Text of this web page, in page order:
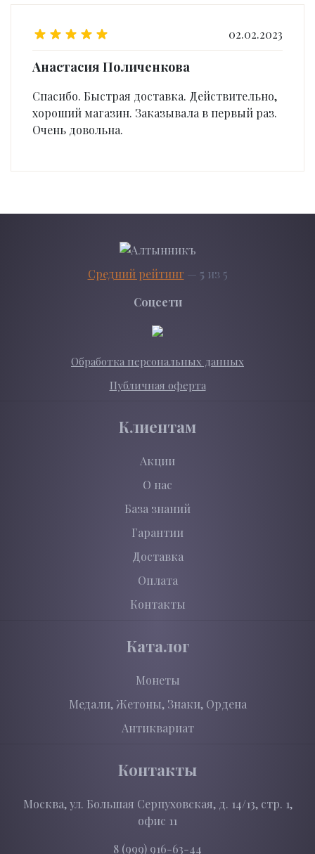
02.02.2023
Анастасия Поличенкова
Спасибо. Быстрая доставка. Действительно,
хороший магазин. Заказывала в первый раз.
Очень довольна.
Средний рейтинг — 5 из 5
Соцсети
Обработка персональных данных
Публичная оферта
Клиентам
Акции
О нас
База знаний
Гарантии
Доставка
Оплата
Контакты
Каталог
Монеты
Медали, Жетоны, Знаки, Ордена
Антиквариат
Контакты
Москва, ул. Большая Серпуховская, д. 14/13, стр. 1,
офис 11
8 (999) 916-63-44